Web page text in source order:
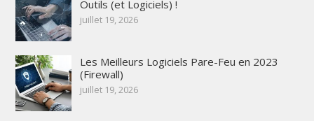
Outils (et Logiciels) !
juillet 19, 2026
Les Meilleurs Logiciels Pare-Feu en 2023
(Firewall)
juillet 19, 2026